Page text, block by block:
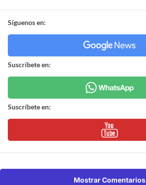
Síguenos en:
Suscríbete en:
Suscríbete en:
Mostrar Comentarios